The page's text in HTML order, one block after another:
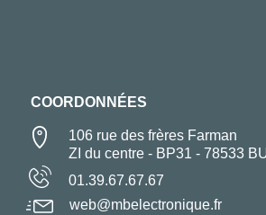
COORDONNÉES
106 rue des frères Farman
ZI du centre - BP31 - 78533
01.39.67.67.67
web@mbelectronique.fr